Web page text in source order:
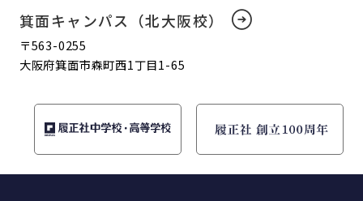
箕面キャンパス（北大阪校）
〒563-0255
大阪府箕面市森町西1丁目1-65